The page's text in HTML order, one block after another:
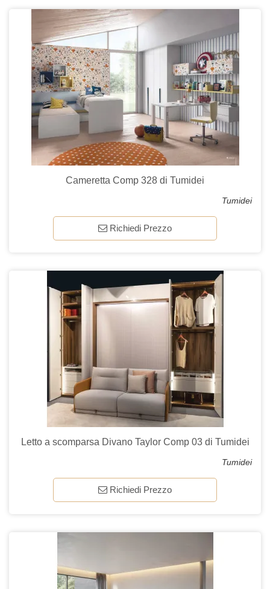
Cameretta Comp 328 di Tumidei
Tumidei
Richiedi Prezzo
Letto a scomparsa Divano Taylor Comp 03 di Tumidei
Tumidei
Richiedi Prezzo